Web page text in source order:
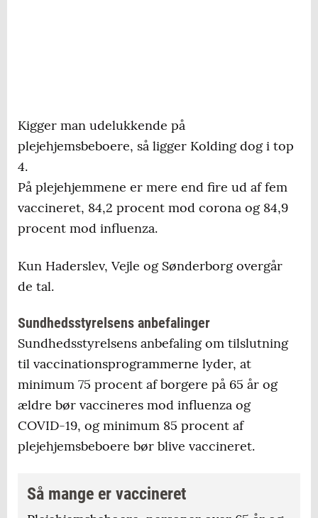
Kigger man udelukkende på
plejehjemsbeboere, så ligger Kolding dog i top
4.
På plejehjemmene er mere end fire ud af fem
vaccineret, 84,2 procent mod corona og 84,9
procent mod influenza.
Kun Haderslev, Vejle og Sønderborg overgår
de tal.
Sundhedsstyrelsens anbefalinger
Sundhedsstyrelsens anbefaling om tilslutning
til vaccinationsprogrammerne lyder, at
minimum 75 procent af borgere på 65 år og
ældre bør vaccineres mod influenza og
COVID-19, og minimum 85 procent af
plejehjemsbeboere bør blive vaccineret.
Så mange er vaccineret